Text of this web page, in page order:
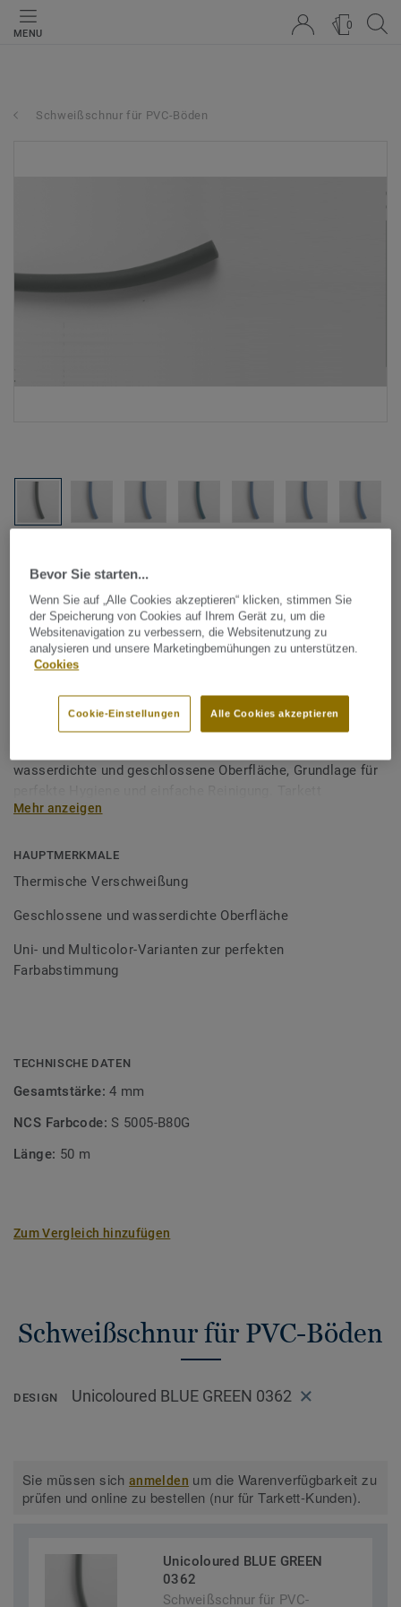
MENU
0
Schweißschnur für PVC-Böden
Tarkett Zubehör Komplettsortiment|Schweißschnüre
Schweißschnur für PVC-Böden
- Unicoloured BLUE GREEN
0362
Schweißschnüre werden zur thermischen Verschweißung
wasserdichte und geschlossene Oberfläche, Grundlage für
Schweißschnüre sind erhältlich in den Varianten Uni und
Bodenbelagssortiment abgestimmt. Durch die Verwendung
von Kontrastfarben lassen sich auch besondere
Mehr anzeigen
HAUPTMERKMALE
Thermische Verschweißung
Geschlossene und wasserdichte Oberfläche
Uni- und Multicolor-Varianten zur perfekten
Farbabstimmung
TECHNISCHE DATEN
Gesamtstärke:4 mm
NCS Farbcode:S 5005-B80G
Länge: 50 m
Zum Vergleich hinzufügen
Schweißschnur für PVC-Böden
DESIGN Unicoloured BLUE GREEN 0362
Sie müssen sichanmelden um die Warenverfügbarkeit zu
prüfen und online zu bestellen (nur für Tarkett-Kunden).
Unicoloured BLUE GREEN
0362
Schweißschnur für PVC-
Bevor Sie starten...
Wenn Sie auf „Alle Cookies akzeptieren“ klicken, stimmen Sie
der Speicherung von Cookies auf Ihrem Gerät zu, um die
Websitenavigation zu verbessern, die Websitenutzung zu
analysieren und unsere Marketingbemühungen zu unterstützen.
Cookies
Alle Cookies akzeptieren
Cookie-Einstellungen